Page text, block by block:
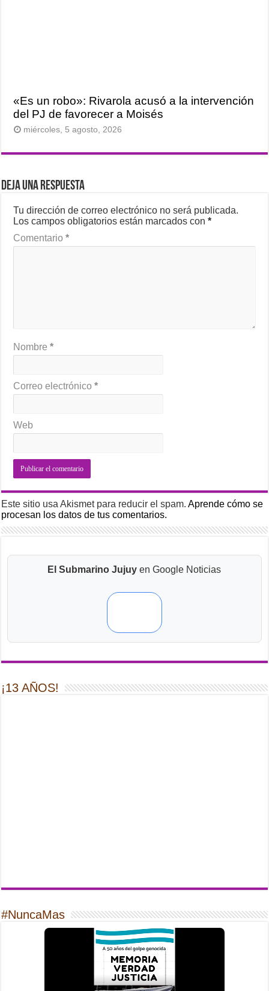
«Es un robo»: Rivarola acusó a la intervención
del PJ de favorecer a Moisés
miércoles, 5 agosto, 2026
Deja una respuesta
Tu dirección de correo electrónico no será publicada.
Los campos obligatorios están marcados con*
Comentario*
Nombre*
Correo electrónico*
Web
Este sitio usa Akismet para reducir el spam.Aprende cómo se
procesan los datos de tus comentarios.
El Submarino Jujuy en Google Noticias
¡13 AÑOS!
#NuncaMas